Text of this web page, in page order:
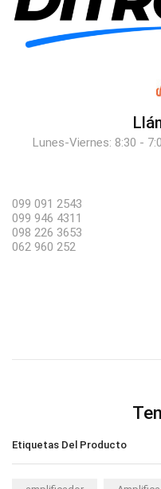
Lunes-Viernes: 8:30 -
099 091 2543
099 946 4311
098 226 3653
062 960 252
Etiquetas Del Producto